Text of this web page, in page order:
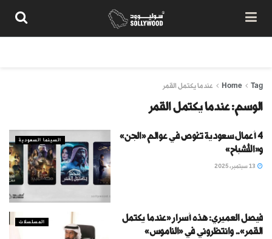
Home Tag عندما يكتمل القمر
الوسم:عندما يكتمل القمر
السينما السعودية
4 أعمال سعودية تغوص في عوالم «الجن»
و«الأشباح»
المسلسلات
فيصل العميري: هذه أسرار «عندما يكتمل
القمر».. وانتظروني في «الناموس»